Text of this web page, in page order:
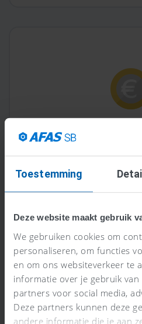
Toestemming
Deze website maakt gebruik
We gebruiken cookies om
personaliseren, om functies
en om ons websiteverkeer te
informatie over je gebruik
partners voor social media,
Deze partners kunnen deze
andere informatie die je aan
0% BTW vs Geen
Verschil?
Lees meer >